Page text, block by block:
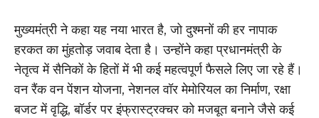
मुख्यमंत्री ने कहा यह नया भारत है, जो दुश्मनों की हर नापाक
हरकत का मुंहतोड़ जवाब देता है। उन्होंने कहा प्रधानमंत्री के
नेतृत्व में सैनिकों के हितों में भी कई महत्वपूर्ण फैसले लिए जा रहे हैं।
वन रैंक वन पेंशन योजना, नेशनल वॉर मेमोरियल का निर्माण, रक्षा
बजट में वृद्धि, बॉर्डर पर इंफ्रास्ट्रक्चर को मजबूत बनाने जैसे कई